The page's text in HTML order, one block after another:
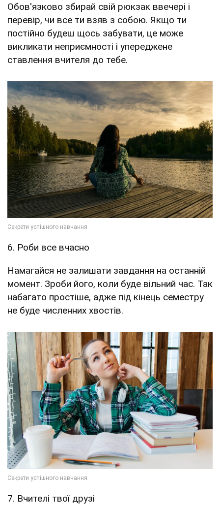
Обов'язково збирай свій рюкзак ввечері і
перевір, чи все ти взяв з собою. Якщо ти
постійно будеш щось забувати, це може
викликати неприємності і упереджене
ставлення вчителя до тебе.
6. Роби все вчасно
Намагайся не залишати завдання на останній
момент. Зроби його, коли буде вільний час. Так
набагато простіше, адже під кінець семестру
не буде численних хвостів.
7. Вчителі твої друзі